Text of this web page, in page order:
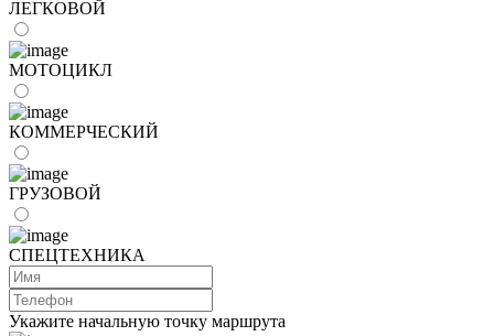
ЛЕГКОВОЙ
МОТОЦИКЛ
КОММЕРЧЕСКИЙ
ГРУЗОВОЙ
СПЕЦТЕХНИКА
Укажите начальную точку маршрута